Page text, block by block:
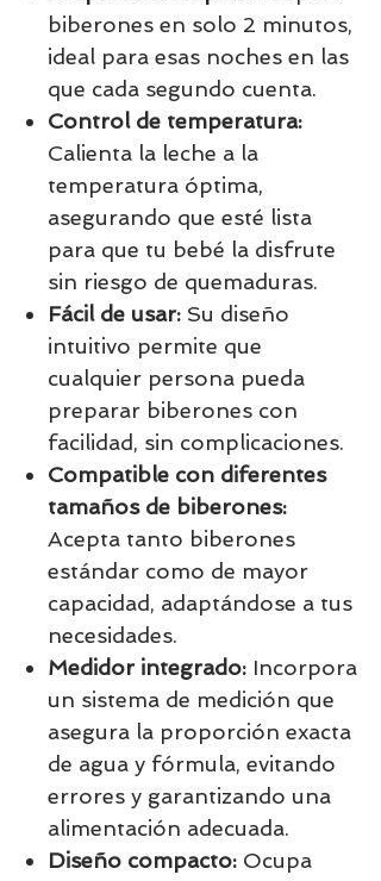
biberones en solo 2 minutos,
ideal para esas noches en las
que cada segundo cuenta.
Control de temperatura:
Calienta la leche a la
temperatura óptima,
asegurando que esté lista
para que tu bebé la disfrute
sin riesgo de quemaduras.
Fácil de usar: Su diseño
intuitivo permite que
cualquier persona pueda
preparar biberones con
facilidad, sin complicaciones.
Compatible con diferentes
tamaños de biberones:
Acepta tanto biberones
estándar como de mayor
capacidad, adaptándose a tus
necesidades.
Medidor integrado: Incorpora
un sistema de medición que
asegura la proporción exacta
de agua y fórmula, evitando
errores y garantizando una
alimentación adecuada.
Diseño compacto: Ocupa